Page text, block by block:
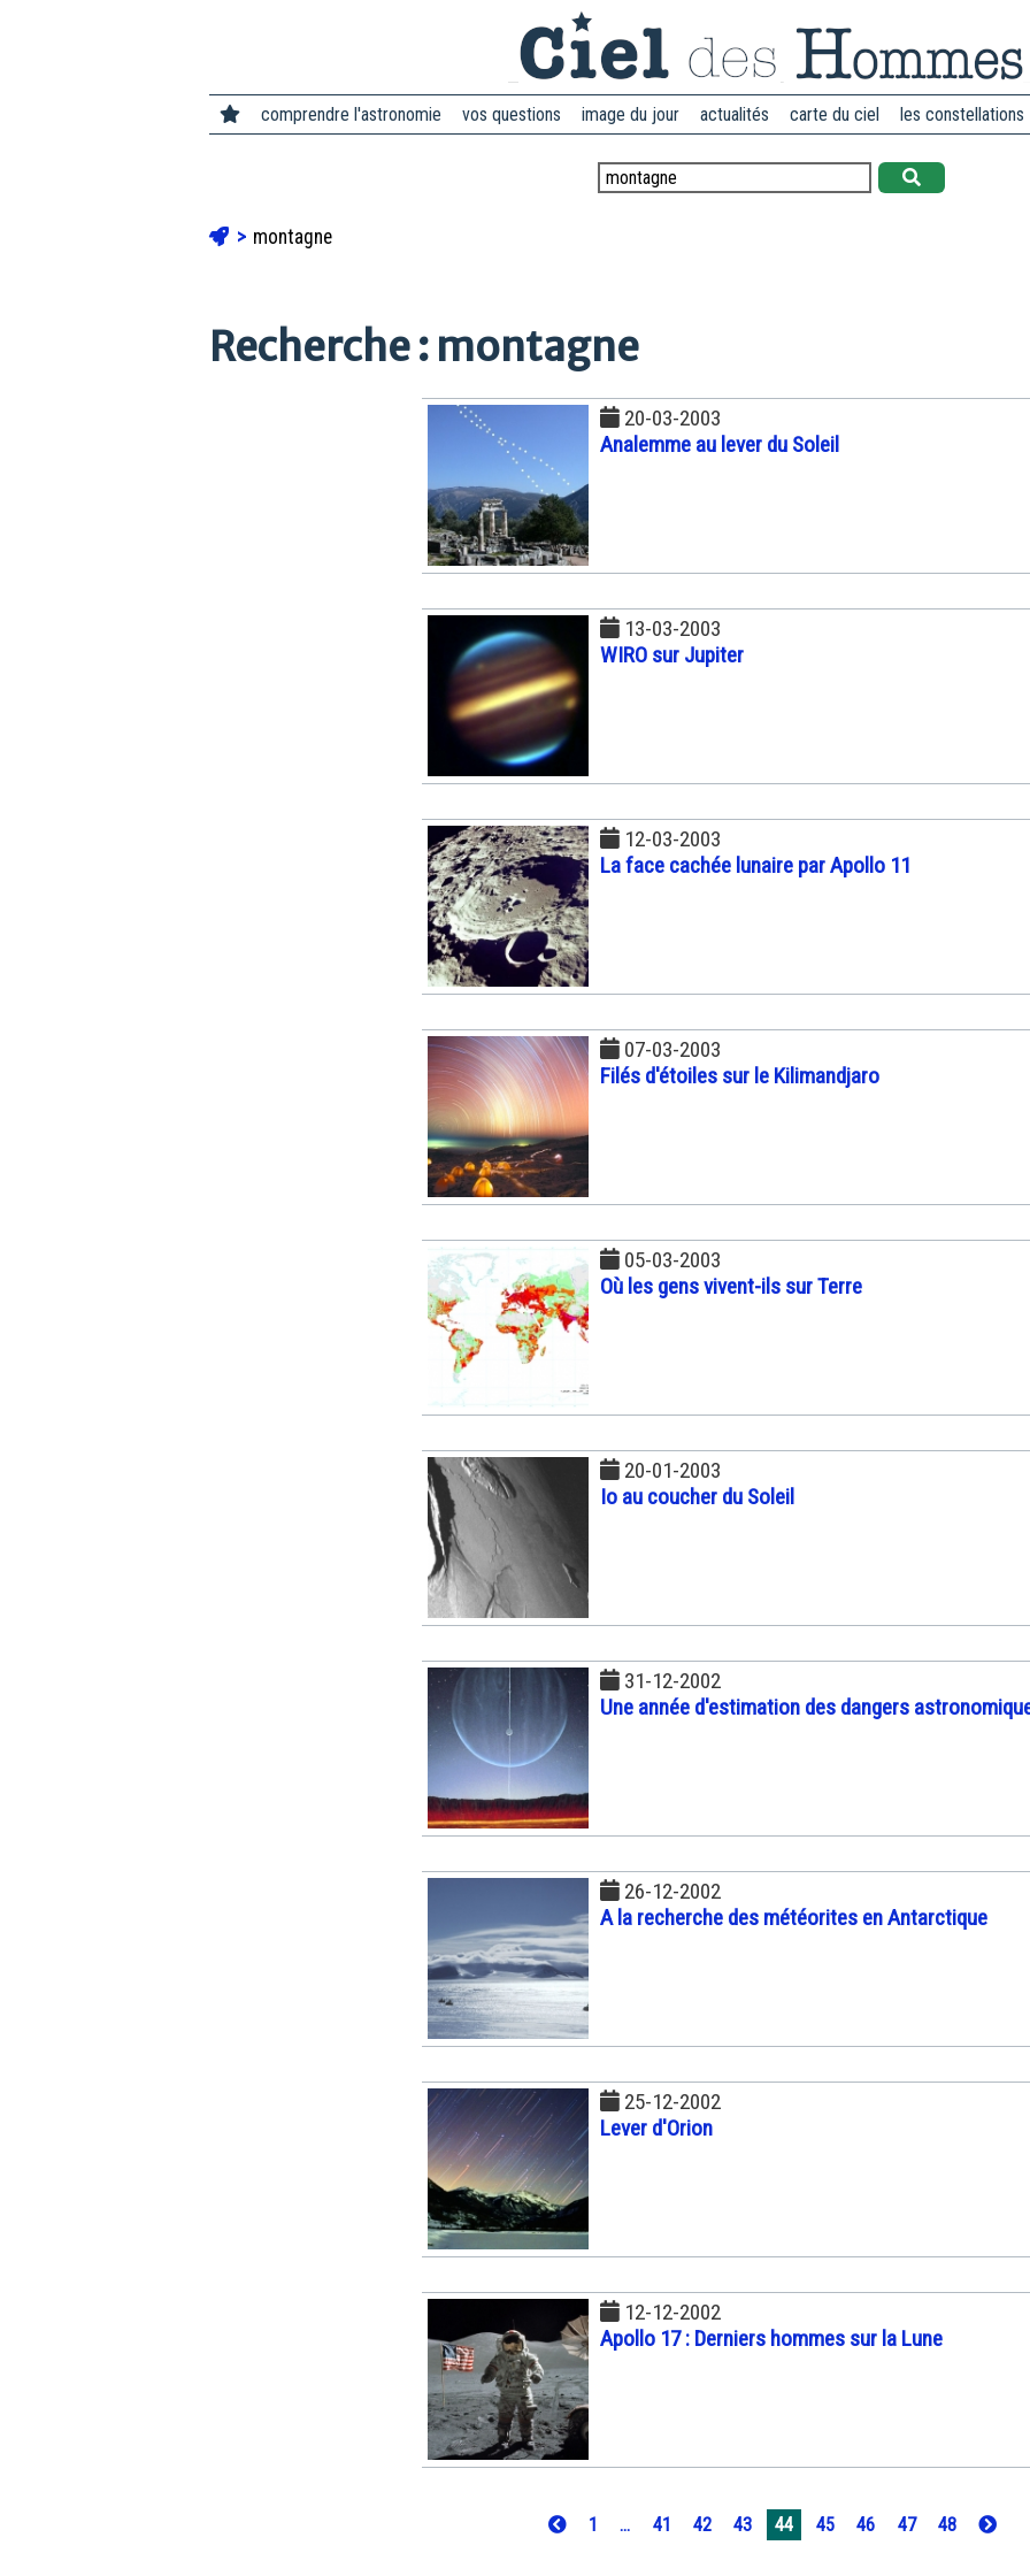
comprendre l'astronomie vos questions image du jour actualités carte du ciel les constellations
montagne
Recherche : montagne
20-03-2003
Analemme au lever du Soleil
13-03-2003
WIRO sur Jupiter
12-03-2003
La face cachée lunaire par Apollo 11
07-03-2003
Filés d'étoiles sur le Kilimandjaro
05-03-2003
Où les gens vivent-ils sur Terre
20-01-2003
Io au coucher du Soleil
31-12-2002
Une année d'estimation des dangers
26-12-2002
A la recherche des météorites en Antarctique
25-12-2002
Lever d'Orion
12-12-2002
Apollo 17 : Derniers hommes sur la Lune
1 ... 41 42 43 44 45 46 47 48